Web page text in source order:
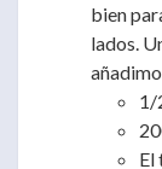
bien
lados.
1/
El